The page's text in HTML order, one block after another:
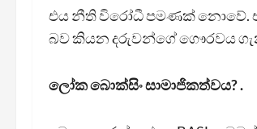
එය නීති විරෝධී පමණක් නොවේ.
බව කියන දරුවන්ගේ ගෞරවය
ලෝක බොක්සිං සාමාජිකත්වය? .